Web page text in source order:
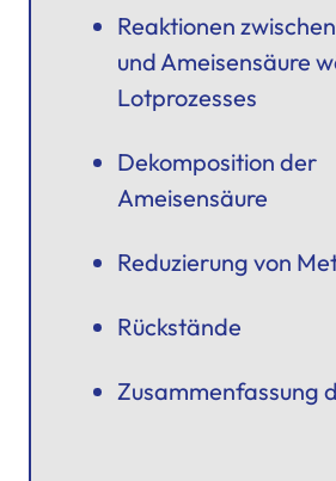
Reaktionen
und Ameisensäure
Lotprozesses
Dekomposition der
Ameisensäure
Reduzierung von
Rückstände
Zusammenfassung